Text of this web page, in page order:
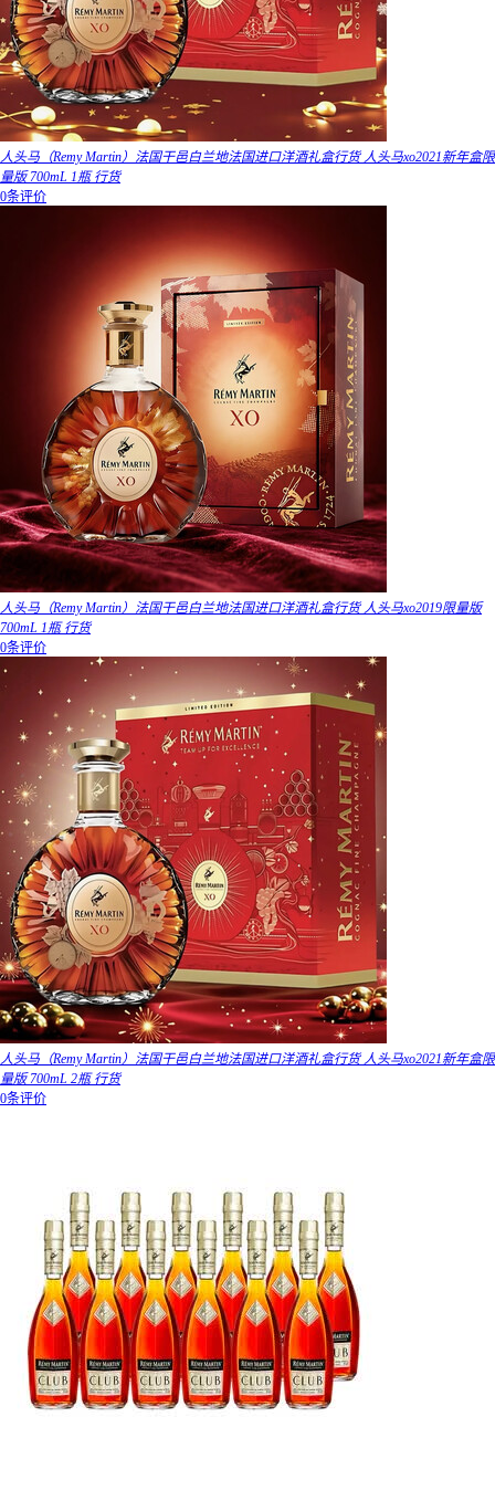
人头马（Remy Martin）法国干邑白兰地法国进口洋酒礼盒行货 人头马xo2021新年盒限
量版 700mL 1瓶 行货
0条评价
人头马（Remy Martin）法国干邑白兰地法国进口洋酒礼盒行货 人头马xo2019限量版
700mL 1瓶 行货
0条评价
人头马（Remy Martin）法国干邑白兰地法国进口洋酒礼盒行货 人头马xo2021新年盒限
量版 700mL 2瓶 行货
0条评价